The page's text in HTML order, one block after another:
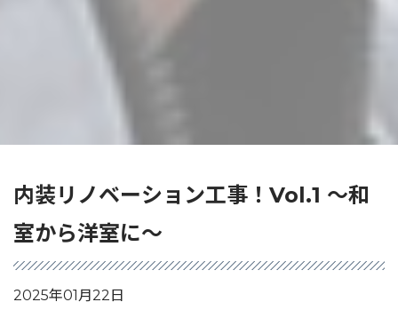
内装リノベーション工事！Vol.1 ～和
室から洋室に～
2025年01月22日